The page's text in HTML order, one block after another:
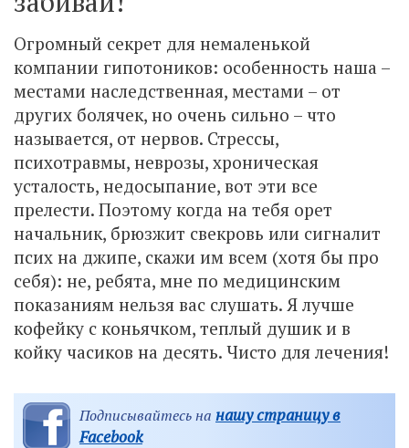
Огромный секрет для немаленькой
компании гипотоников: особенность наша –
местами наследственная, местами – от
других болячек, но очень сильно – что
называется, от нервов. Стрессы,
психотравмы, неврозы, хроническая
усталость, недосыпание, вот эти все
прелести. Поэтому когда на тебя орет
начальник, брюзжит свекровь или сигналит
псих на джипе, скажи им всем (хотя бы про
себя): не, ребята, мне по медицинским
показаниям нельзя вас слушать. Я лучше
кофейку с коньячком, теплый душик и в
койку часиков на десять. Чисто для лечения!
Подписывайтесь на нашу страницу в
Facebook